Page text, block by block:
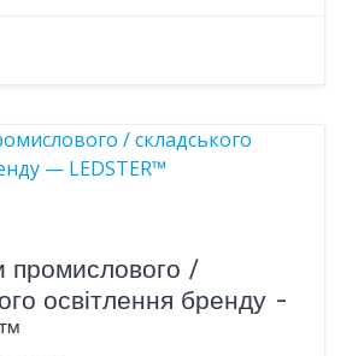
промислового /
освітлення бренду -